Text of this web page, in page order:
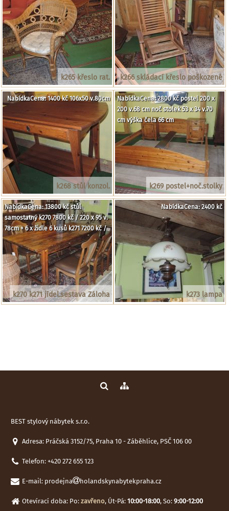
k265 křeslo rat. k266 skládací křeslo poškozené
k268 stůl konzol.
NabídkaCena: 1400 kč 106x50 v.80cm
k269 postel+noč.stolky
NabídkaCena: 2800 kč postel 200 x
200 v.68 cm noč stolek 53 x 34 v.70
cm výška čela 66 cm
k270 k271 jídel.sestava Záloha
NabídkaCena: 13800 kč stůl
samostatný k270 7800 kč / 220 x 95 v.
78cm + 6 x židle 6 kusů k271 7200 kč /
k273 lampa
NabídkaCena: 2400 kč
BEST stylový nábytek s.r.o.
Adresa: Práčská 3152/75, Praha 10 - Záběhlice, PSČ 106 00
Telefon: +420 272 655 123
E-mail: prodejna holandskynabytekpraha.cz
Otevírací doba: Po: zavřeno, Út-Pá: 10:00-18:00, So: 9:00-12:00